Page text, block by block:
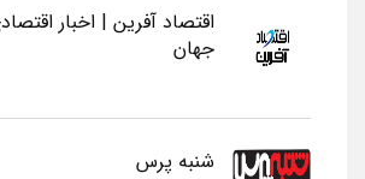
اقتصاد آفرین | اخبار
جهان
شنبه پرس